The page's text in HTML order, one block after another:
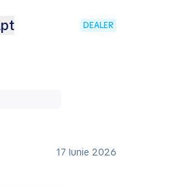
DEALER
17 Iunie 2026